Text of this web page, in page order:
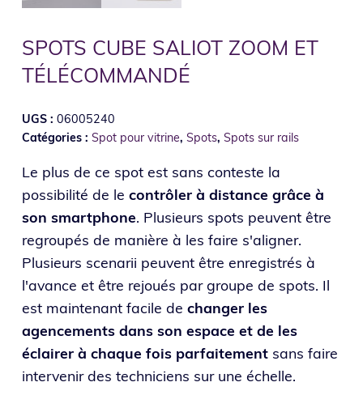
SPOTS CUBE SALIOT ZOOM ET
TÉLÉCOMMANDÉ
UGS : 06005240
Catégories : Spot pour vitrine, Spots, Spots sur rails
Le plus de ce spot est sans conteste la
possibilité de le contrôler à distance grâce à
son smartphone. Plusieurs spots peuvent être
regroupés de manière à les faire s'aligner.
Plusieurs scenarii peuvent être enregistrés à
l'avance et être rejoués par groupe de spots. Il
est maintenant facile de changer les
agencements dans son espace et de les
éclairer à chaque fois parfaitementsans faire
intervenir des techniciens sur une échelle.